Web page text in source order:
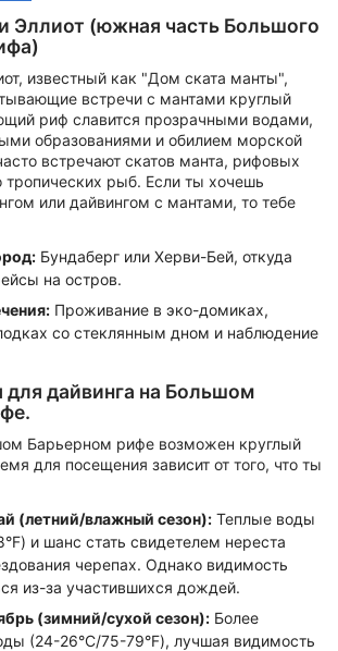
Эллиот (южная часть Большого
известный как "Дом ската манты",
встречи с мантами круглый
риф славится прозрачными водами,
образованиями и обилием морской
встречают скатов манта, рифовых
рыб. Если ты хочешь
или дайвингом с мантами, то тебе
Бундаберг или Херви-Бей, откуда
на остров.
Проживание в эко-домиках,
со стеклянным дном и наблюдение
дайвинга на Большом
Барьерном рифе возможен круглый
для посещения зависит от того, что ты
(летний/влажный сезон): Теплые воды
и шанс стать свидетелем нереста
черепах. Однако видимость
из-за участившихся дождей.
(зимний/сухой сезон): Более
(24-26°C/75-79°F), лучшая видимость